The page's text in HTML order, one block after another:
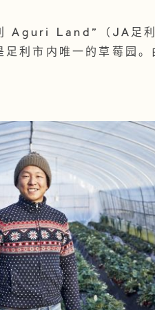
Aguri Land”（JA足
足利市内唯一的草莓园。